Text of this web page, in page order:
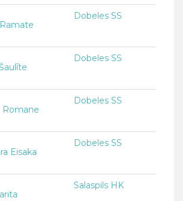
Dobeles SS
Dobeles SS
Romane
Dobeles SS
Eisaka
Dobeles SS
Salaspils HK